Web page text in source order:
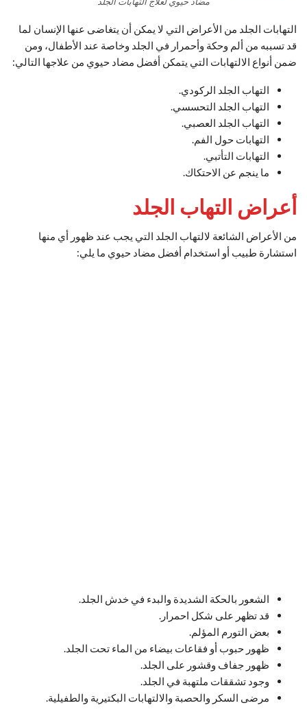
التهابات الجلد من الأعراض التي لا يمكن أن يتغاضى عنها الإنسان لما
قد تسببه من ألم وحكة وأحمرار في الجلد وخاصة عند الأطفال، ومن
ضمن أنواع الالتهابات التي يتمكن أفضل مضاد حيوي من علاجها التالي:
التهاب الجلد الركودي.
التهاب الجلد التحسسي.
التهاب الجلد العصبي.
التهابات حول الفم.
التهابات التأتبي.
ما ينجم عن الاحتكاك.
أعراض التهاب الجلد
من الأعراض الشائعة لالتهاب الجلد التي يجب عند ظهور أي منها
استشارة طبيب أو استخدام أفضل مضاد حيوي ما يلي:
الشعور بالحكة الشديدة والبدء في خدش الجلد.
قد تظهر على شكل احمرار.
بعض التورم المؤلم.
ظهور حبوب أو فقاعات بيضاء من الماء تحت الجلد.
ظهور جفاف وقشور على الجلد.
وجود تشققات ملتهبة في الجلد.
مرضى السكر والحصبة والالتهابات البكتيرية والطفيلية.